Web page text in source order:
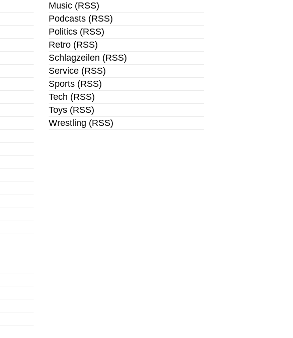
Music (RSS)
Podcasts (RSS)
Politics (RSS)
Retro (RSS)
Schlagzeilen (RSS)
Service (RSS)
Sports (RSS)
Tech (RSS)
Toys (RSS)
Wrestling (RSS)